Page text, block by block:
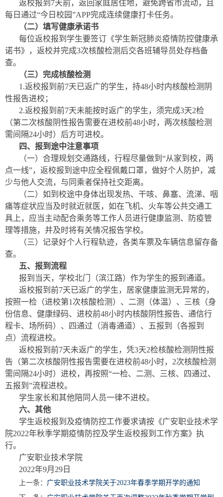
返校报到7天前，返回家庭居住地，避免跨省市流动，且
每日通过“今日校园”APP完成连续健康打卡任务。
（二）填写健康承诺书
每位返校报到学生要签订《学生新冠肺炎疫情防控健康承
诺书》，返校并完成3次核酸检测后交各班辅导员处存档备
查。
（三） 完成核酸检测
1.返校报到前7天已返广的学生，持48小时内核酸检测阴
性报告进校；
2.返校报到前7天未能按时返广的学生，须完成3天2检
（第二次核酸阴性报告需要在进校前48小时，两次核酸检测
需间隔24小时）后方可进校。
四、报到途中注意事项
（一）合理规划交通路线，行程尽量做到“从家到校，两
点一线”，返校报到途中应全程佩戴口罩，做好个人防护，减
少与他人交流，与同乘者保持社交距离。
（二）如到校途中身体出现发热、干咳、鼻塞、流涕、咽
痛等症状应当及时就近就医，如在飞机、火车等公共交通工
具上，应当主动配合乘务等工作人员进行健康监测、防疫管
理等措施，并及时将有关情况报告学校。
（三）记录好个人行程轨迹，各类车票及车辆信息留存备
查。
五、报到流程
报到当天，学校北门（滨江路）作为学生的报到通道。
返校报到前7天已返广的学生，居家健康监测无异常的，
按照一检（进校第1次核酸检测）、二测（体温）、三核（身
份信息、健康绿码、进校前48小时内核酸阴性报告、通信行
程卡、场所码）、四通过（消毒通道）、五报到（各报到
点）流程进校。
返校报到前7天未返广的学生，凭3天2检核酸检测阴性报
告（第二次核酸阴性报告需要在进校前48小时，2次核酸检测
需间隔24小时）进校，再按照“一检、二测、三核、四通过、
五报到”流程进校。
学生家长和其他陪同人员一律不进校。
六、其他
学生返校报到及疫情防控工作要求请按《广安职业技术学
院2022年秋季学期疫情防控及学生返校报到工作方案》执
行。
广安职业技术学院
2022年9月29日
上一条： 广安职业技术学院关于2023年春季学期开学的通知